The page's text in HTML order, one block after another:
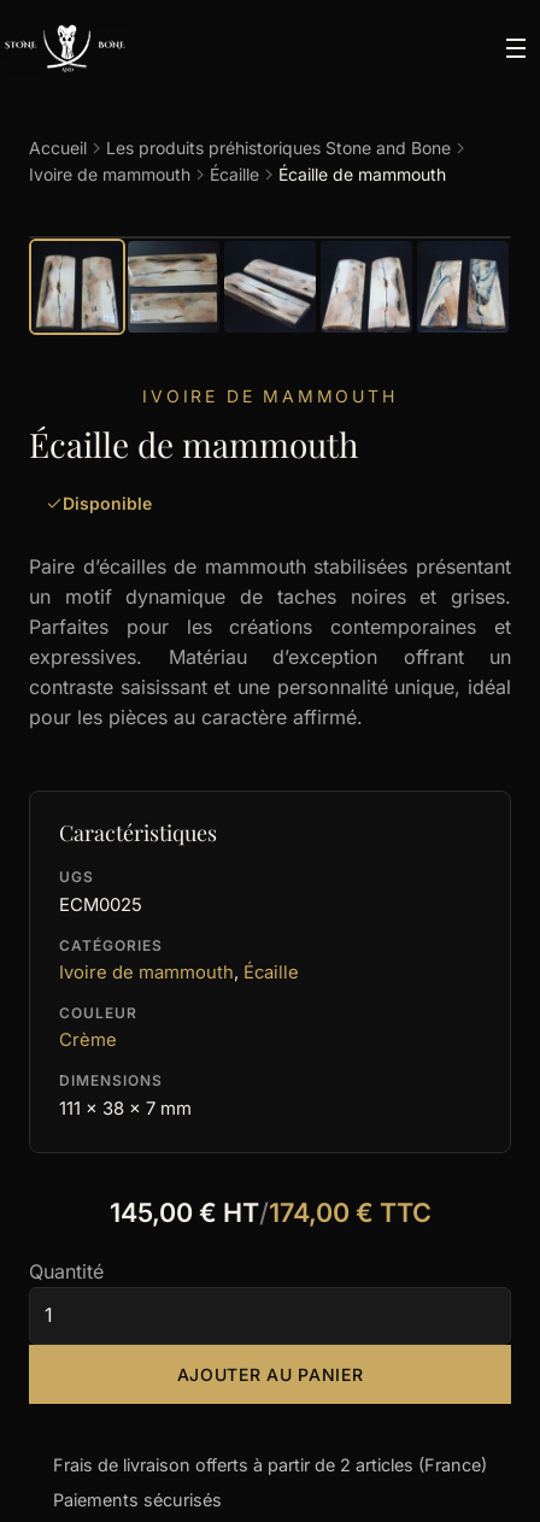
Accueil
Les produits préhistoriques Stone and Bone
Ivoire de mammouth
Écaille Écaille de mammouth
IVOIRE DE MAMMOUTH
Écaille de mammouth
Disponible
Paire d’écailles de mammouth stabilisées présentant
un motif dynamique de taches noires et grises.
Parfaites pour les créations contemporaines et
expressives. Matériau d’exception offrant un
contraste saisissant et une personnalité unique, idéal
pour les pièces au caractère affirmé.
Caractéristiques
UGS
ECM0025
CATÉGORIES
Ivoire de mammouth, Écaille
COULEUR
Crème
DIMENSIONS
111 x 38 x 7 mm
145,00 € HT/174,00 € TTC
Quantité
AJOUTER AU PANIER
Frais de livraison offerts à partir de 2 articles (France)
Paiements sécurisés